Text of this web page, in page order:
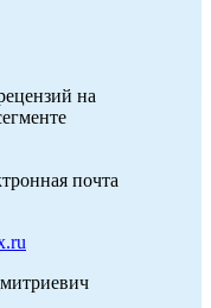
на
почта